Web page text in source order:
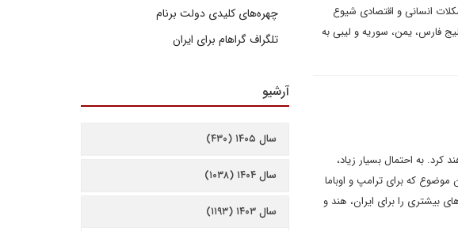
انسانی و اقتصادی شیوع
خلیج فارس، یمن، سوریه و لیبی به
به احتمال بسیار زیاد،
موضوع که برای ترامپ و اوباما
بیشتری را برای ایران، هند و
چهره‌های کلیدی دولت برنام
تلگراف گراهام برای ایران
آرشیو
سال ۱۴۰۵ (۴۳۰)
سال ۱۴۰۴ (۱۰۳۸)
سال ۱۴۰۳ (۱۱۹۳)